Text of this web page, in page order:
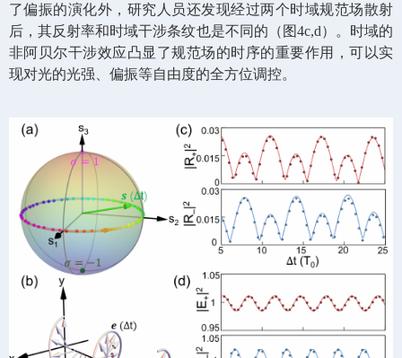
了偏振的演化外，研究人员还发现经过两个时域规范场散射
后，其反射率和时域干涉条纹也是不同的（图4c,d）。时域的
非阿贝尔干涉效应凸显了规范场的时序的重要作用，可以实
现对光的光强、偏振等自由度的全方位调控。